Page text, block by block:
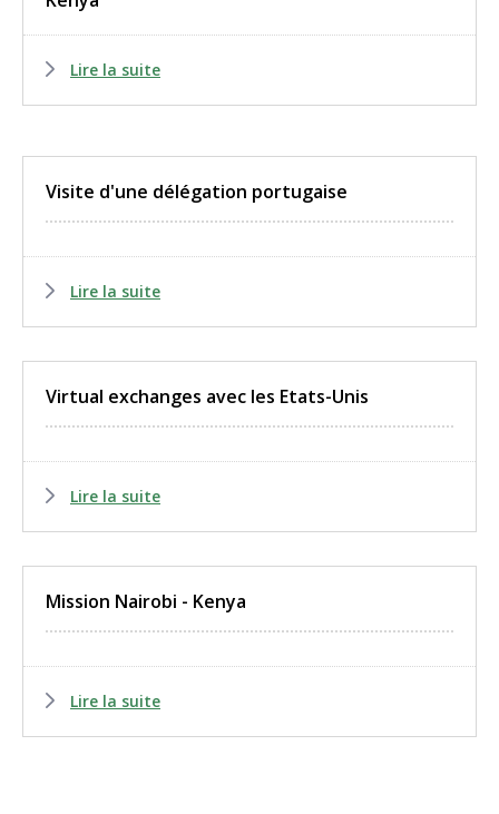
Lire la suite
Visite d'une délégation portugaise
Lire la suite
Virtual exchanges avec les Etats-Unis
Lire la suite
Mission Nairobi - Kenya
Lire la suite